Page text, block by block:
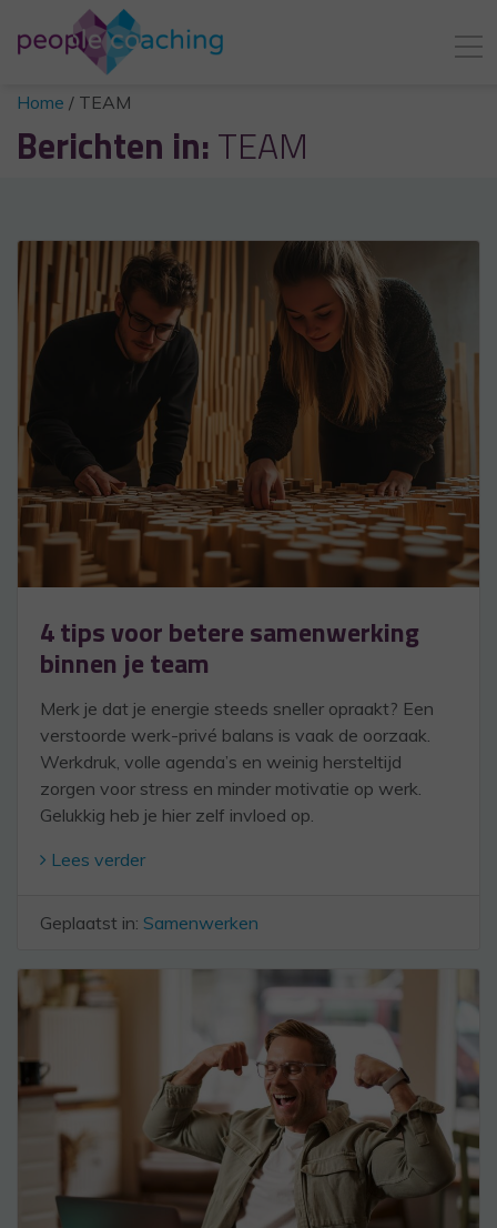
Home / TEAM
Berichten in:TEAM
4 tips voor betere samenwerking
binnen je team
Merk je dat je energie steeds sneller opraakt? Een
verstoorde werk-privé balans is vaak de oorzaak.
Werkdruk, volle agenda’s en weinig hersteltijd
zorgen voor stress en minder motivatie op werk.
Gelukkig heb je hier zelf invloed op.
Lees verder
Geplaatst in: Samenwerken